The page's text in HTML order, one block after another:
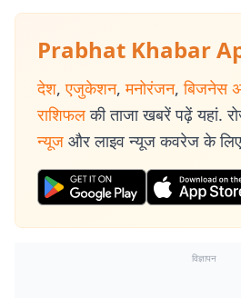
Prabhat Khabar
देश, एजुकेशन, मनोरंजन, बिजनेस
राशिफल की ताजा खबरें पढ़ें यहां.
न्यूज और लाइव न्यूज कवरेज के लिए
विज्ञापन